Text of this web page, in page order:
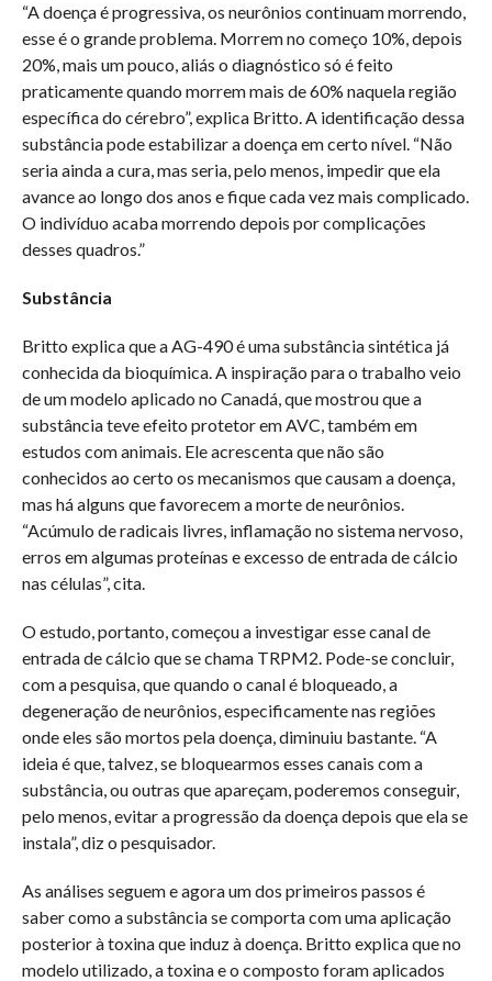
“A doença é progressiva, os neurônios continuam morrendo,
esse é o grande problema. Morrem no começo 10%, depois
20%, mais um pouco, aliás o diagnóstico só é feito
praticamente quando morrem mais de 60% naquela região
específica do cérebro”, explica Britto. A identificação dessa
substância pode estabilizar a doença em certo nível. “Não
seria ainda a cura, mas seria, pelo menos, impedir que ela
avance ao longo dos anos e fique cada vez mais complicado.
O indivíduo acaba morrendo depois por complicações
desses quadros.”
Substância
Britto explica que a AG-490 é uma substância sintética já
conhecida da bioquímica. A inspiração para o trabalho veio
de um modelo aplicado no Canadá, que mostrou que a
substância teve efeito protetor em AVC, também em
estudos com animais. Ele acrescenta que não são
conhecidos ao certo os mecanismos que causam a doença,
mas há alguns que favorecem a morte de neurônios.
“Acúmulo de radicais livres, inflamação no sistema nervoso,
erros em algumas proteínas e excesso de entrada de cálcio
nas células”, cita.
O estudo, portanto, começou a investigar esse canal de
entrada de cálcio que se chama TRPM2. Pode-se concluir,
com a pesquisa, que quando o canal é bloqueado, a
degeneração de neurônios, especificamente nas regiões
onde eles são mortos pela doença, diminuiu bastante. “A
ideia é que, talvez, se bloquearmos esses canais com a
substância, ou outras que apareçam, poderemos conseguir,
pelo menos, evitar a progressão da doença depois que ela se
instala”, diz o pesquisador.
As análises seguem e agora um dos primeiros passos é
saber como a substância se comporta com uma aplicação
posterior à toxina que induz à doença. Britto explica que no
modelo utilizado, a toxina e o composto foram aplicados